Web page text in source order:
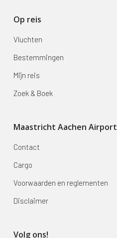
Op reis
Vluchten
Bestemmingen
Mijn reis
Zoek & Boek
Maastricht Aachen Airport
Contact
Cargo
Voorwaarden en reglementen
Disclaimer
Volg ons!